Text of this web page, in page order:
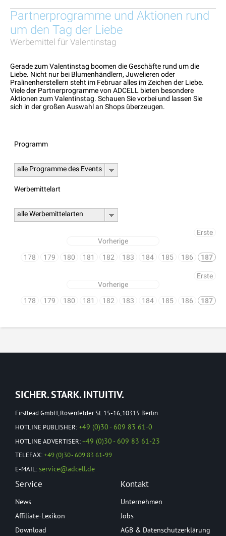
Partnerprogramme und Aktionen rund
um den Tag der Liebe
Werbemittel für Valentinstag
Gerade zum Valentinstag boomen die Geschäfte rund um die
Liebe. Nicht nur bei Blumenhändlern, Juwelieren oder
Pralinenherstellern steht im Februar alles im Zeichen der Liebe.
Viele der Partnerprogramme von ADCELL bieten besondere
Aktionen zum Valentinstag. Schauen Sie vorbei und lassen Sie
sich in der großen Auswahl an Shops überzeugen.
Programm
alle Programme des Events
Werbemittelart
alle Werbemittelarten
Erste
Vorherige
178
179 180 181 182 183 184 185 186 187
Erste
Vorherige
178
179 180 181 182 183 184 185 186 187
SICHER. STARK. INTUITIV.
Firstlead GmbH, Rosenfelder St. 15-16, 10315 Berlin
HOTLINE PUBLISHER:+49 (0)30 - 609 83 61-0
HOTLINE ADVERTISER:+49 (0)30 - 609 83 61-23
TELEFAX:+49 (0)30 - 609 83 61-99
E-MAIL:service@adcell.de
Service
News
Affiliate-Lexikon
Download
Kontakt
Unternehmen
Jobs
AGB & Datenschutzerklärung